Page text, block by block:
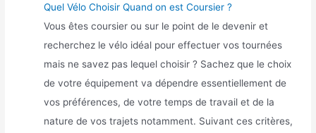
Quel Vélo Choisir Quand on est Coursier ?
Vous êtes coursier ou sur le point de le devenir et
recherchez le vélo idéal pour effectuer vos tournées
mais ne savez pas lequel choisir ? Sachez que le choix
de votre équipement va dépendre essentiellement de
vos préférences, de votre temps de travail et de la
nature de vos trajets notamment. Suivant ces critères,